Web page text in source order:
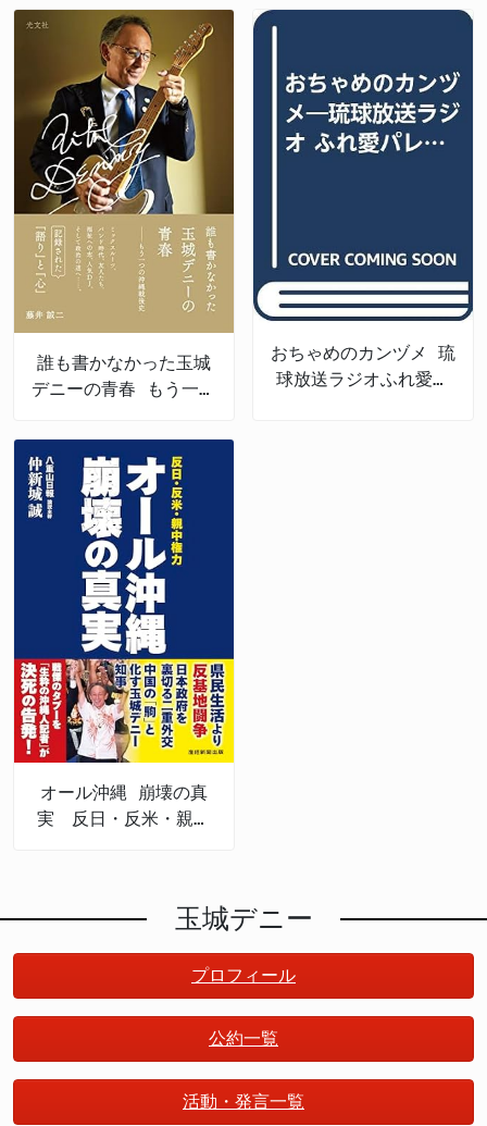
誰も書かなかった玉城
デニーの青春 もう一つ
おちゃめのカンヅメ 琉
球放送ラジオふれ愛パ
オール沖縄 崩壊の真
実 反日・反米・親中
玉城デニー
プロフィール
公約一覧
活動・発言一覧